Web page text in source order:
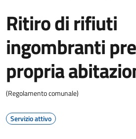
Ritiro di rifiuti
ingombranti
propria
(Regolamento comunale)
Servizio attivo